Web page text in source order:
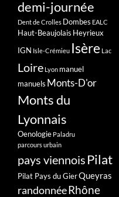
demi-journée
Dent de Crolles Dombes EALC
Haut-Beaujolais Heyrieux
IGN Isle-Crémieu Isère Lac
Loire Lyon manuel
manuels Monts-D'or
Monts du
Lyonnais
Oenologie Paladru
parcours urbain
pays viennois Pilat
Pilat Pays du GierQueyras
randonnéeRhône